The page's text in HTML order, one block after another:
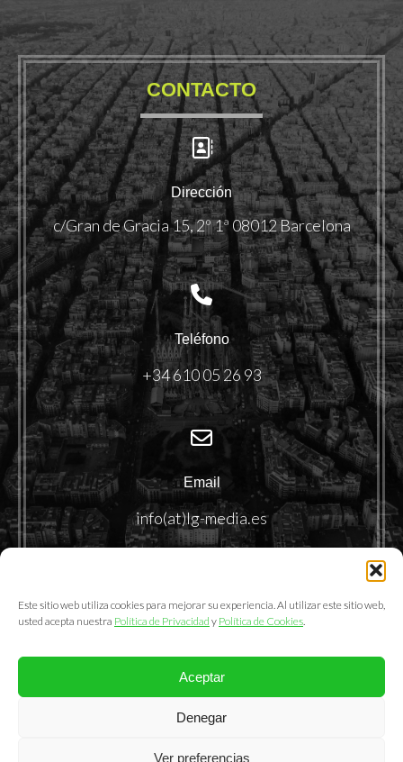
Este sitio web utiliza cookies para mejorar su experiencia. Al utilizar este sitio web,
usted acepta nuestra Política de Privacidad y Política de Cookies.
Aceptar
Denegar
Ver preferencias
CONTACTO
Dirección
c/Gran de Gracia 15, 2º 1ª 08012 Barcelona
Teléfono
+34 610 05 26 93
Email
info(at)lg-media.es
@2025. LemonGrass Communications S.L.